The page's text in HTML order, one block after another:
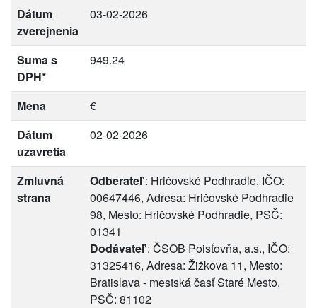
Dátum
zverejnenia
03-02-2026
Suma s
DPH*
949.24
Mena
€
Dátum
uzavretia
02-02-2026
Zmluvná
strana
Odberateľ: Hričovské Podhradie, IČO:
00647446, Adresa: Hričovské Podhradie
98, Mesto: Hričovské Podhradie, PSČ:
01341
Dodávateľ: ČSOB Poisťovňa, a.s., IČO:
31325416, Adresa: Žižkova 11, Mesto:
Bratislava - mestská časť Staré Mesto,
PSČ: 81102